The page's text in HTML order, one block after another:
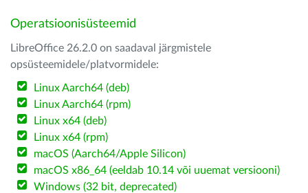
Operatsioonisüsteemid
LibreOffice 26.2.0 on saadaval järgmistele
opsüsteemidele/platvormidele:
Linux Aarch64 (deb)
Linux Aarch64 (rpm)
Linux x64 (deb)
Linux x64 (rpm)
macOS (Aarch64/Apple Silicon)
macOS x86_64 (eeldab 10.14 või uuemat versiooni)
Windows (32 bit, deprecated)